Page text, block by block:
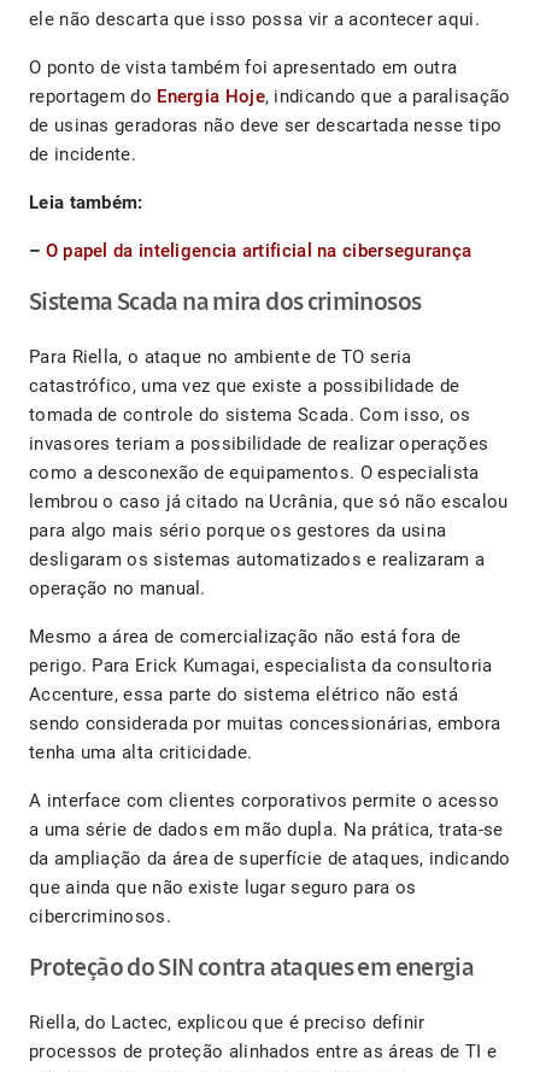
ele não descarta que isso possa vir a acontecer aqui.
O ponto de vista também foi apresentado em outra
reportagem do Energia Hoje, indicando que a paralisação
de usinas geradoras não deve ser descartada nesse tipo
de incidente.
Leia também:
– O papel da inteligencia artificial na cibersegurança
Sistema Scada na mira dos criminosos
Para Riella, o ataque no ambiente de TO seria
catastrófico, uma vez que existe a possibilidade de
tomada de controle do sistema Scada. Com isso, os
invasores teriam a possibilidade de realizar operações
como a desconexão de equipamentos. O especialista
lembrou o caso já citado na Ucrânia, que só não escalou
para algo mais sério porque os gestores da usina
desligaram os sistemas automatizados e realizaram a
operação no manual.
Mesmo a área de comercialização não está fora de
perigo. Para Erick Kumagai, especialista da consultoria
Accenture, essa parte do sistema elétrico não está
sendo considerada por muitas concessionárias, embora
tenha uma alta criticidade.
A interface com clientes corporativos permite o acesso
a uma série de dados em mão dupla. Na prática, trata-se
da ampliação da área de superfície de ataques, indicando
que ainda que não existe lugar seguro para os
cibercriminosos.
Proteção do SIN contra ataques em energia
Riella, do Lactec, explicou que é preciso definir
processos de proteção alinhados entre as áreas de TI e